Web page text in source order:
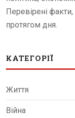
Перевірені
протягом дня.
КАТЕГОРІЇ
Життя
Війна